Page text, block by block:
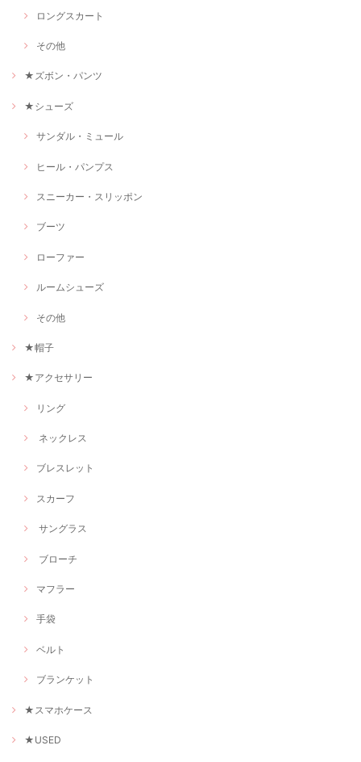
ロングスカート
その他
★ズボン・パンツ
★シューズ
サンダル・ミュール
ヒール・パンプス
スニーカー・スリッポン
ブーツ
ローファー
ルームシューズ
その他
★帽子
★アクセサリー
リング
ネックレス
ブレスレット
スカーフ
サングラス
ブローチ
マフラー
手袋
ベルト
ブランケット
★スマホケース
★USED